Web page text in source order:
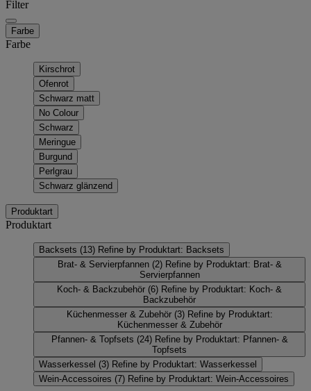
Filter
Farbe
Farbe
Kirschrot
Ofenrot
Schwarz matt
No Colour
Schwarz
Meringue
Burgund
Perlgrau
Schwarz glänzend
Produktart
Produktart
Backsets (13) Refine by Produktart: Backsets
Brat- & Servierpfannen (2) Refine by Produktart: Brat- &
Servierpfannen
Koch- & Backzubehör (6) Refine by Produktart: Koch- &
Backzubehör
Küchenmesser & Zubehör (3) Refine by Produktart:
Küchenmesser & Zubehör
Pfannen- & Topfsets (24) Refine by Produktart: Pfannen- &
Topfsets
Wasserkessel (3) Refine by Produktart: Wasserkessel
Wein-Accessoires (7) Refine by Produktart: Wein-Accessoires